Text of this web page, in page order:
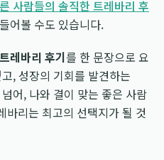
사람들의 솔직한 트레바리 후
어볼 수도 있습니다.
트레바리 후기를 한 문장으로 요
, 성장의 기회를 발견하는
어, 나와 결이 맞는 좋은 사람
바리는 최고의 선택지가 될 것